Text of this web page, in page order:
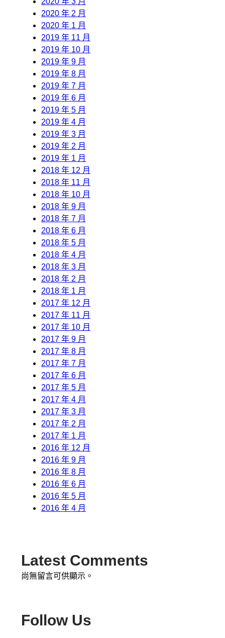
2020 年 2 月
2020 年 1 月
2019 年 11 月
2019 年 10 月
2019 年 9 月
2019 年 8 月
2019 年 7 月
2019 年 6 月
2019 年 5 月
2019 年 4 月
2019 年 3 月
2019 年 2 月
2019 年 1 月
2018 年 12 月
2018 年 11 月
2018 年 10 月
2018 年 9 月
2018 年 7 月
2018 年 6 月
2018 年 5 月
2018 年 4 月
2018 年 3 月
2018 年 2 月
2018 年 1 月
2017 年 12 月
2017 年 11 月
2017 年 10 月
2017 年 9 月
2017 年 8 月
2017 年 7 月
2017 年 6 月
2017 年 5 月
2017 年 4 月
2017 年 3 月
2017 年 2 月
2017 年 1 月
2016 年 12 月
2016 年 9 月
2016 年 8 月
2016 年 6 月
2016 年 5 月
2016 年 4 月
Latest Comments
尚無留言可供顯示。
Follow Us